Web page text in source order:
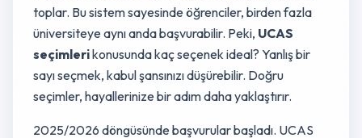
toplar. Bu sistem sayesinde öğrenciler, birden fazla
üniversiteye aynı anda başvurabilir. Peki, UCAS
seçimlerikonusunda kaç seçenek ideal? Yanlış bir
sayı seçmek, kabul şansınızı düşürebilir. Doğru
seçimler, hayallerinize bir adım daha yaklaştırır.
2025/2026 döngüsünde başvurular başladı. UCAS